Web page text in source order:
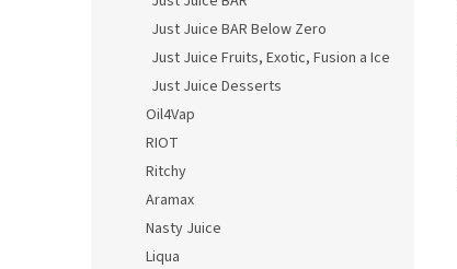
Just Juice BAR Below Zero
Just Juice Fruits, Exotic, Fusion a Ice
Just Juice Desserts
Oil4Vap
RIOT
Ritchy
Aramax
Nasty Juice
Liqua